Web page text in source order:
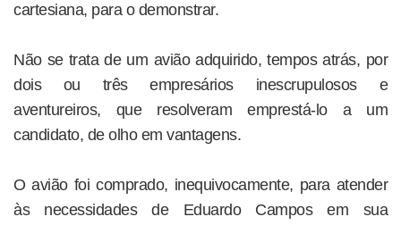
cartesiana, para o demonstrar.
Não se trata de um avião adquirido, tempos atrás, por
dois ou três empresários inescrupulosos e
aventureiros, que resolveram emprestá-lo a um
candidato, de olho em vantagens.
O avião foi comprado, inequivocamente, para atender
às necessidades de Eduardo Campos em sua